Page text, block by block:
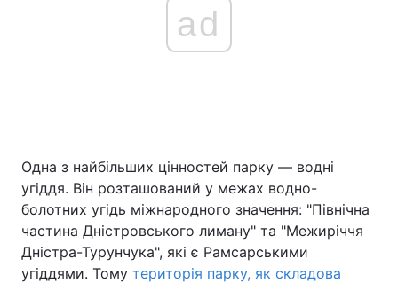
ad
Одна з найбільших цінностей парку — водні
угіддя. Він розташований у межах водно-
болотних угідь міжнародного значення: "Північна
частина Дністровського лиману" та "Межиріччя
Дністра-Турунчука", які є Рамсарськими
угіддями. Тому територія парку, як складова